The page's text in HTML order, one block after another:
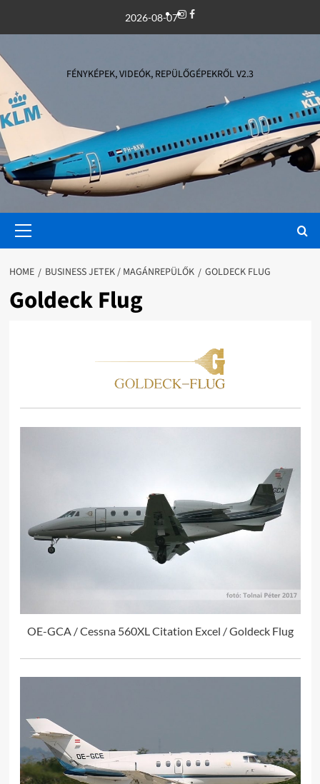
2026-08-07Instagram
Facebook
FÉNYKÉPEK, VIDEÓK, REPÜLŐGÉPEKRŐL V2.3
Menu
HOME BUSINESS JETEK / MAGÁNREPÜLŐK GOLDECK FLUG
Goldeck Flug
OE-GCA / Cessna 560XL Citation Excel / Goldeck Flug